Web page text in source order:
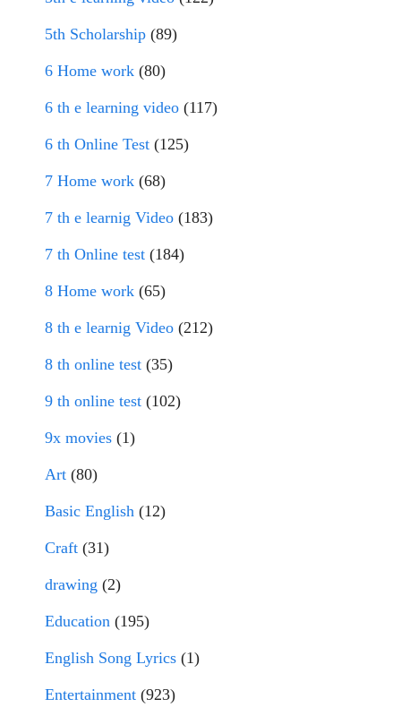
5th Scholarship (89)
6 Home work (80)
6 th e learning video (117)
6 th Online Test (125)
7 Home work (68)
7 th e learnig Video (183)
7 th Online test (184)
8 Home work (65)
8 th e learnig Video (212)
8 th online test (35)
9 th online test (102)
9x movies (1)
Art (80)
Basic English (12)
Craft (31)
drawing (2)
Education (195)
English Song Lyrics (1)
Entertainment (923)